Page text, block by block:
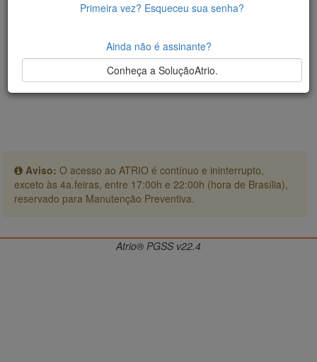
Aviso: O acesso ao ATRIO é contínuo e ininterrupto,
exceto às 4a.feiras, entre 17:00h e 22:00h (hora de Brasília),
reservado para Manutenção Preventiva.
Primeira vez? Esqueceu sua senha?
Ainda não é assinante?
Conheça a SoluçãoAtrio.
Atrio® PGSS v22.4